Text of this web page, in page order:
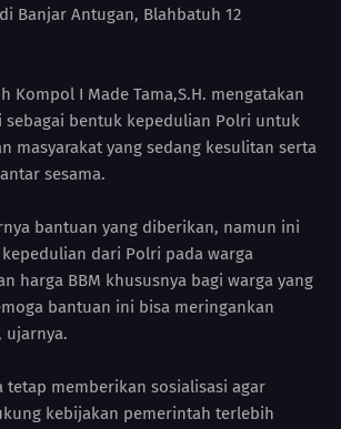
Banjar Antugan, Blahbatuh 12
Kompol I Made Tama,S.H. mengatakan
sebagai bentuk kepedulian Polri untuk
masyarakat yang sedang kesulitan serta
sesama.
bantuan yang diberikan, namun ini
dari Polri pada warga
harga BBM khususnya bagi warga yang
bantuan ini bisa meringankan
ujarnya.
tetap memberikan sosialisasi agar
kebijakan pemerintah terlebih